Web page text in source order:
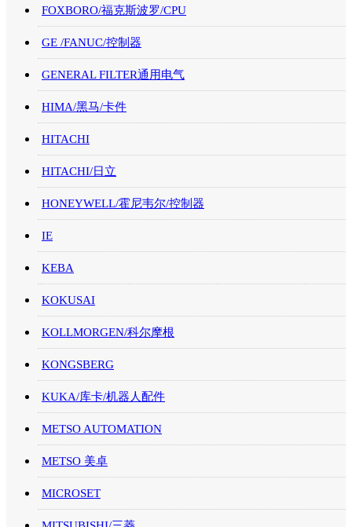
FOXBORO/福克斯波罗/CPU
GE /FANUC/控制器
GENERAL FILTER通用电气
HIMA/黑马/卡件
HITACHI
HITACHI/日立
HONEYWELL/霍尼韦尔/控制器
IE
KEBA
KOKUSAI
KOLLMORGEN/科尔摩根
KONGSBERG
KUKA/库卡/机器人配件
METSO AUTOMATION
METSO 美卓
MICROSET